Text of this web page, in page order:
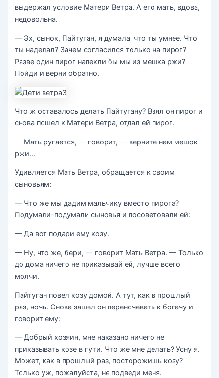
выдержал условие Матери Ветра. А его мать, вдова,
недовольна.
— Эх, сынок, Пайтуган, я думала, что ты умнее. Что
ты наделал? Зачем согласился только на пирог?
Разве один пирог напекли бы мы из мешка ржи?
Пойди и верни обратно.
Что ж оставалось делать Пайтугану? Взял он пирог и
снова пошел к Матери Ветра, отдал ей пирог.
— Мать ругается, — говорит, — верните нам мешок
ржи…
Удивляется Мать Ветра, обращается к своим
сыновьям:
— Что же мы дадим мальчику вместо пирога?
Подумали-подумали сыновья и посоветовали ей:
— Да вот подари ему козу.
— Ну, что же, бери, — говорит Мать Ветра. — Только
до дома ничего не приказывай ей, лучше всего
молчи.
Пайтуган повел козу домой. А тут, как в прошлый
раз, ночь. Снова зашел он переночевать к богачу и
говорит ему:
— Добрый хозяин, мне наказано ничего не
приказывать козе в пути. Что же мне делать? Усну я.
Может, как в прошлый раз, посторожишь козу?
Только уж, пожалуйста, не подведи меня.